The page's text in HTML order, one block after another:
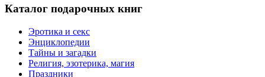
Каталог подарочных книг
Эротика и секс
Энциклопедии
Тайны и загадки
Религия, эзотерика, магия
Праздники